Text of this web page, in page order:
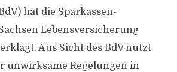
hat die Sparkassen-
Lebensversicherung
Aus Sicht des BdV nutzt
unwirksame Regelungen in